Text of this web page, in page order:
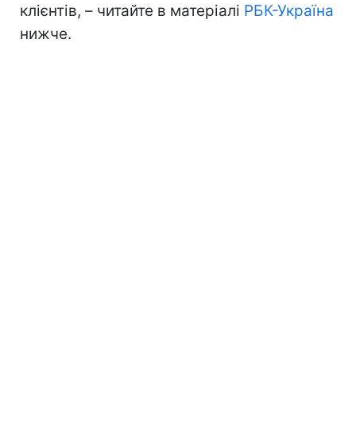
клієнтів, – читайте в матеріалі РБК-Україна
нижче.